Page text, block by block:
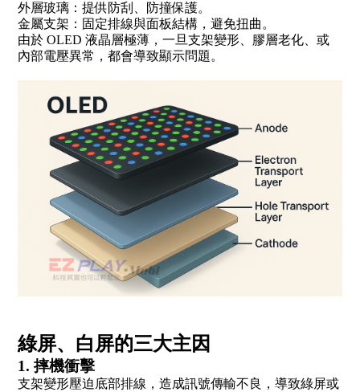
外層玻璃：提供防刮、防撞保護。
金屬支架：固定排線與面板結構，避免扭曲。
由於 OLED 液晶層極薄，一旦支架變形、膠層老化、或
內部電壓異常，都會導致顯示問題。
綠屏、白屏的三大主因
1. 摔機衝擊
支架變形壓迫底部排線，造成訊號傳輸不良，導致綠屏或